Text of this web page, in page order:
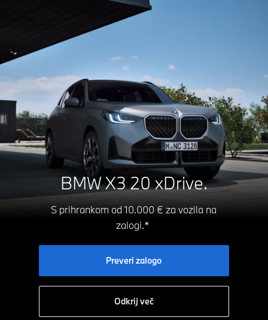
BMW X3 20 xDrive.
S prihrankom od 10.000 € za vozila na
zalogi.*
Preveri zalogo
Odkrij več